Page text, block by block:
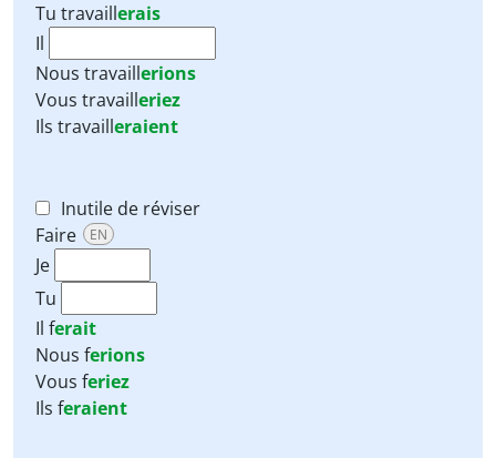
Tu travaillerais
Il
Nous travaillerions
Vous travailleriez
Ils travailleraient
Inutile de réviser
Faire
EN
Je
Tu
Il ferait
Nous ferions
Vous feriez
Ils feraient